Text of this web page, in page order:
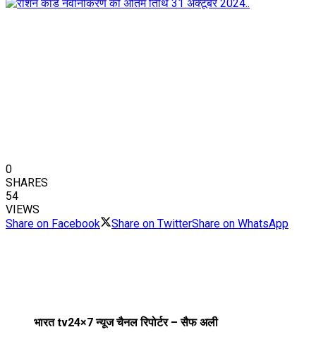
0
SHARES
54
VIEWS
Share on Facebook
Share on TwitterShare on WhatsApp
भारत tv24×7 न्यूज चैनल रिपोर्टर – सैफ अली